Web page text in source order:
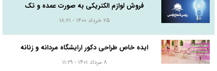
فروش لوازم الکتریکی به صورت عمده و تک
۲۵ خرداد ۱۴۰۰ - ۱۸:۲۱
ایده خاص طراحی دکور ارایشگاه مردانه و زنانه